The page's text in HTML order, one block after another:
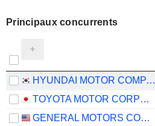
Principaux concurrents
HYUNDAI MOTOR COMPANY
TOYOTA MOTOR CORPORATION
GENERAL MOTORS COMPANY